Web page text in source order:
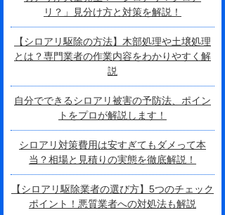
リ？」見分け方と対策を解説！
【シロアリ駆除の方法】木部処理や土壌処理
とは？専門業者の作業内容をわかりやすく解
説
自分でできるシロアリ被害の予防法、ポイン
トをプロが解説します！
シロアリ対策費用は安すぎてもダメって本
当？相場と見積りの実態を徹底解説！
【シロアリ駆除業者の選び方】5つのチェック
ポイント！悪質業者への対処法も解説